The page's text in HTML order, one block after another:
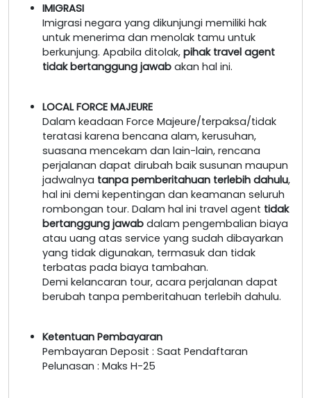
IMIGRASI
Imigrasi negara yang dikunjungi memiliki hak
untuk menerima dan menolak tamu untuk
berkunjung. Apabila ditolak, pihak travel agent
tidak bertanggung jawab akan hal ini.
LOCAL FORCE MAJEURE
Dalam keadaan Force Majeure/terpaksa/tidak
teratasi karena bencana alam, kerusuhan,
suasana mencekam dan lain-lain, rencana
perjalanan dapat dirubah baik susunan maupun
jadwalnya tanpa pemberitahuan terlebih dahulu,
hal ini demi kepentingan dan keamanan seluruh
rombongan tour. Dalam hal ini travel agent tidak
bertanggung jawab dalam pengembalian biaya
atau uang atas service yang sudah dibayarkan
yang tidak digunakan, termasuk dan tidak
terbatas pada biaya tambahan.
Demi kelancaran tour, acara perjalanan dapat
berubah tanpa pemberitahuan terlebih dahulu.
Ketentuan Pembayaran
Pembayaran Deposit : Saat Pendaftaran
Pelunasan : Maks H-25